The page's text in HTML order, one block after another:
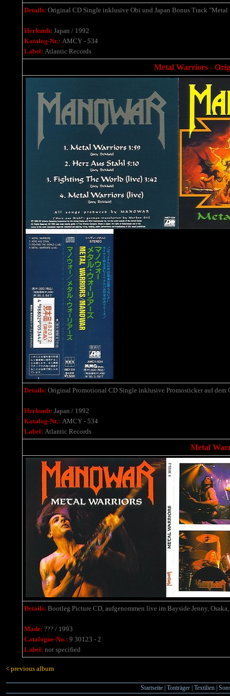
Details: Original CD Single inklusive Obi und Japan Bonus Track "Metal
Herkunft: Japan / 1992
Katalog-Nr.: AMCY - 534
Label: Atlantic Records
Metal Warriors -
Details: Original Promotional CD Single inklusive Promosticker auf dem
Herkunft: Japan / 1992
Katalog-Nr.: AMCY - 534
Label: Atlantic Records
Metal
Details: Bootleg Picture CD, aufgenommen live im Bayside Jenny,
Made: ??? / 1993
Catalogue-No.: 9 30123 - 2
Label: not specified
< previous album
Startseite Tonträger Textilien